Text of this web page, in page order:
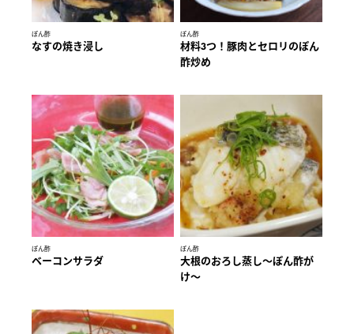
ぽん酢
なすの焼き浸し
ぽん酢
材料3つ！豚肉とセロリのぽん
酢炒め
ぽん酢
ベーコンサラダ
ぽん酢
大根のおろし蒸し～ぽん酢が
け～